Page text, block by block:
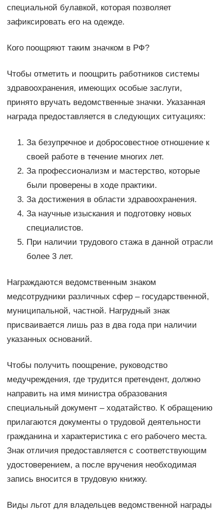
специальной булавкой, которая позволяет
зафиксировать его на одежде.
Кого поощряют таким значком в РФ?
Чтобы отметить и поощрить работников системы
здравоохранения, имеющих особые заслуги,
принято вручать ведомственные значки. Указанная
награда предоставляется в следующих ситуациях:
За безупречное и добросовестное отношение к
своей работе в течение многих лет.
За профессионализм и мастерство, которые
были проверены в ходе практики.
За достижения в области здравоохранения.
За научные изыскания и подготовку новых
специалистов.
При наличии трудового стажа в данной отрасли
более 3 лет.
Награждаются ведомственным знаком
медсотрудники различных сфер – государственной,
муниципальной, частной. Нагрудный знак
присваивается лишь раз в два года при наличии
указанных оснований.
Чтобы получить поощрение, руководство
медучреждения, где трудится претендент, должно
направить на имя министра образования
специальный документ – ходатайство. К обращению
прилагаются документы о трудовой деятельности
гражданина и характеристика с его рабочего места.
Знак отличия предоставляется с соответствующим
удостоверением, а после вручения необходимая
запись вносится в трудовую книжку.
Виды льгот для владельцев ведомственной награды